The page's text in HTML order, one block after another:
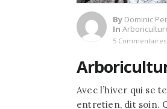
By Dominic
In
5 Commentaires
Avec l’hiver qui se
entretien, dit soin.